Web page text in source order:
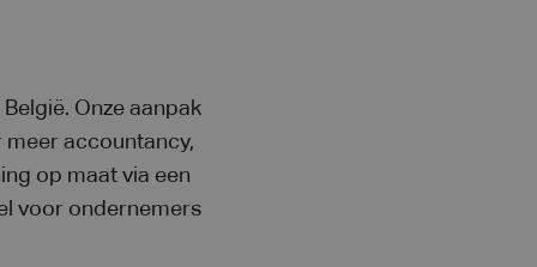
Onze aanpak
meer accountancy,
op maat via een
voor ondernemers